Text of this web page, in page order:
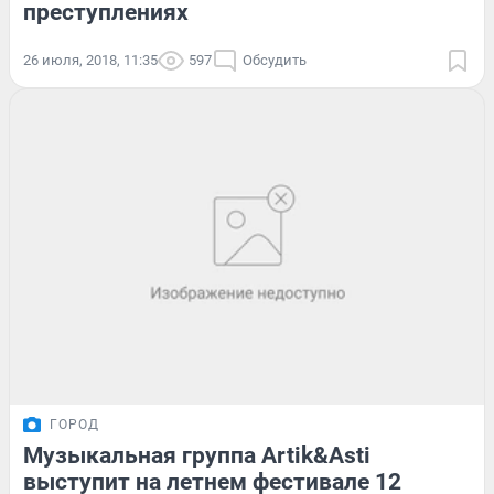
преступлениях
26 июля, 2018, 11:35 597 Обсудить
ГОРОД
Музыкальная группа Artik&Asti
выступит на летнем фестивале 12